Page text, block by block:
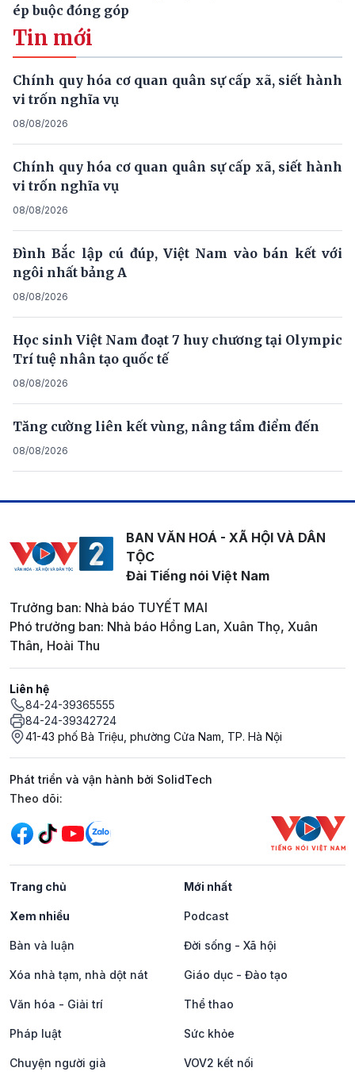
ép buộc đóng góp
Tin mới
Chính quy hóa cơ quan quân sự cấp xã, siết hành
vi trốn nghĩa vụ
08/08/2026
Chính quy hóa cơ quan quân sự cấp xã, siết hành
vi trốn nghĩa vụ
08/08/2026
Đình Bắc lập cú đúp, Việt Nam vào bán kết với
ngôi nhất bảng A
08/08/2026
Học sinh Việt Nam đoạt 7 huy chương tại Olympic
Trí tuệ nhân tạo quốc tế
08/08/2026
Tăng cường liên kết vùng, nâng tầm điểm đến
08/08/2026
BAN VĂN HOÁ - XÃ HỘI VÀ DÂN
TỘC
Đài Tiếng nói Việt Nam
Trưởng ban: Nhà báo TUYẾT MAI
Phó trưởng ban: Nhà báo Hồng Lan, Xuân Thọ, Xuân
Thân, Hoài Thu
Liên hệ
84-24-39365555
84-24-39342724
41-43 phố Bà Triệu, phường Cửa Nam, TP. Hà Nội
Phát triển và vận hành bởi SolidTech
Mạng xã hội
Theo dõi:
Trang chủ Mới nhất
Xem nhiều Podcast
Bàn và luận Đời sống - Xã hội
Xóa nhà tạm, nhà dột nát Giáo dục - Đào tạo
Văn hóa - Giải trí Thể thao
Pháp luật Sức khỏe
Chuyện người già VOV2 kết nối